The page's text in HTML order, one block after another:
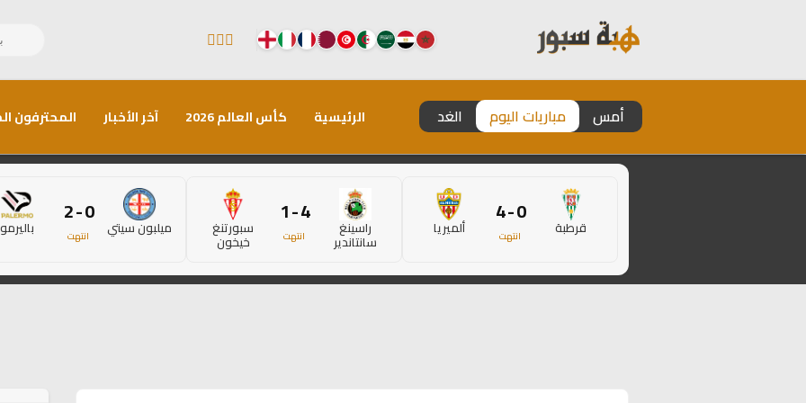
أمس مباريات اليوم الغد الرئيسية كأس العالم 2026 آخر الأخبار المحترفون
قرطبة 0 - 4
انتهت ألميريا راسينغ
سانتاندير
4 - 1
انتهت سبورتنغ
خيخون
ميلبون سيتي 0 - 2
انتهت باليرمو